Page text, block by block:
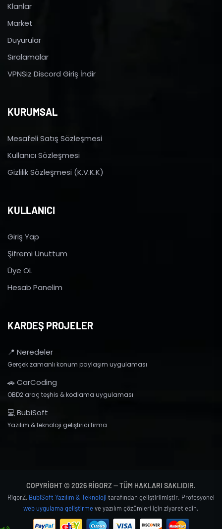
Klanlar
Market
Duyurular
Sıralamalar
VPNSiz Discord Giriş İndir
KURUMSAL
Mesafeli Satış Sözleşmesi
Kullanıcı Sözleşmesi
Gizlilik Sözleşmesi (K.V.K.K)
KULLANICI
Giriş Yap
Şifremi Unuttum
Üye OL
Hesab Panelim
KARDEŞ PROJELER
📍 Neredeler
Gerçek zamanlı konum paylaşım uygulaması
🚗 CarCoding
OBD2 araç teşhis & kodlama uygulaması
💻 BubiSoft
Yazılım & teknoloji geliştirici firma
COPYRIGHT © 2026 RIGORZ — TÜM HAKLARI SAKLIDIR.
RigorZ, BubiSoft Yazılım & Teknoloji tarafından geliştirilmiştir. Profesyonel
web uygulama geliştirmeve yazılım çözümleri için ziyaret edin.